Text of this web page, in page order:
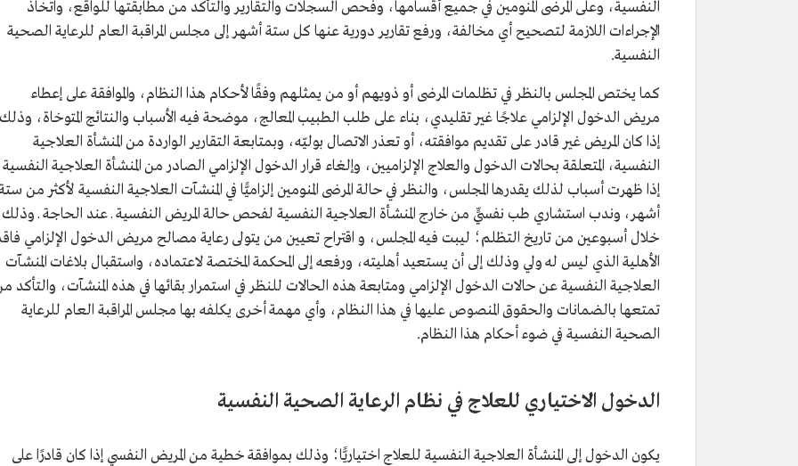
النفسية، وعلى المرضى المنومين في جميع أقسامها، وفحص السجلات والتقارير والتأكد من مطابقتها للواقع، واتخاذ
الإجراءات اللازمة لتصحيح أي مخالفة، ورفع تقارير دورية عنها كل ستة أشهر إلى مجلس المراقبة العام للرعاية الصحية
النفسية.
كما يختص المجلس بالنظر في تظلمات المرضى أو ذويهم أو من يمثلهم وفقًا لأحكام هذا النظام، والموافقة على إعطاء
مريض الدخول الإلزامي علاجًا غير تقليدي، بناء على طلب الطبيب المعالج، موضحة فيه الأسباب والنتائج المتوخاة، وذلك
إذا كان المريض غير قادر على تقديم موافقته، أو تعذر الاتصال بوليّه، وبمتابعة التقارير الواردة من المنشأة العلاجية
النفسية، المتعلقة بحالات الدخول والعلاج الإلزاميين، وإلغاء قرار الدخول الإلزامي الصادر من المنشأة العلاجية النفسية
إذا ظهرت أسباب لذلك يقدرها المجلس، والنظر في حالة المرضى المنومين إلزاميًّا في المنشآت العلاجية النفسية لأكثر من
أشهر، وندب استشاري طب نفسيٍّ من خارج المنشأة العلاجية النفسية لفحص حالة المريض النفسية ـ عند الحاجة ـ وذلك
خلال أسبوعين من تاريخ التظلم؛ ليبت فيه المجلس، و اقتراح تعيين من يتولى رعاية مصالح مريض الدخول الإلزامي
الأهلية الذي ليس له ولي وذلك إلى أن يستعيد أهليته، ورفعه إلى المحكمة المختصة لاعتماده، واستقبال بلاغات المنشآت
العلاجية النفسية عن حالات الدخول الإلزامي ومتابعة هذه الحالات للنظر في استمرار بقائها في هذه المنشآت، والتأكد
تمتعها بالضمانات والحقوق المنصوص عليها في هذا النظام، وأي مهمة أخرى يكلفه بها مجلس المراقبة العام للرعاية
الصحية النفسية في ضوء أحكام هذا النظام.
الدخول الاختياري للعلاج في نظام الرعاية الصحية النفسية
يكون الدخول إلى المنشأة العلاجية النفسية للعلاج اختياريًّا؛ وذلك بموافقة خطية من المريض النفسي إذا كان قادرًا على